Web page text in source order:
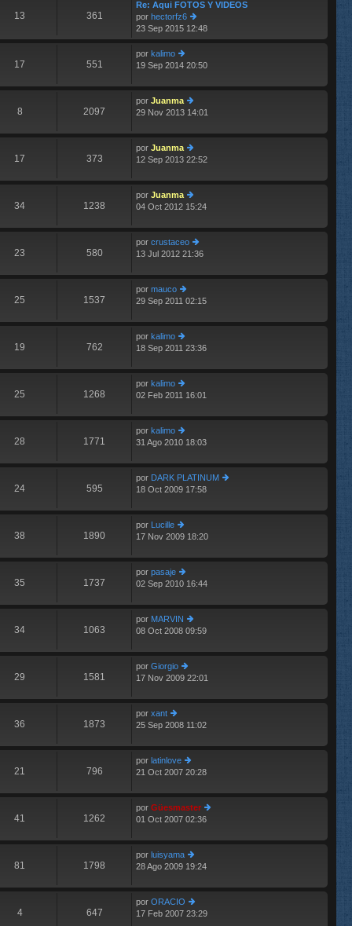
im
o
m
e
s
e
13 361
Re: Aqui FOTOS Y VIDEOS
por hectorfz6
er
últ
o
e
n
s
e
23 Sep 2015 12:48
17 551
por kalimo
er
im
o
m
n
s
aj
19 Sep 2014 20:50
8 2097
por Juanma
er
im
o
m
n
s
aj
29 Nov 2013 14:01
17 373
por Juanma
er
im
o
m
n
s
aj
12 Sep 2013 22:52
34 1238
por Juanma
er
im
o
m
n
aj
04 Oct 2012 15:24
23 580
por crustaceo
er
im
m
n
aj
13 Jul 2012 21:36
25 1537
por mauco
er
im
o
m
n
s
aj
29 Sep 2011 02:15
19 762
por kalimo
er
im
o
m
n
s
aj
18 Sep 2011 23:36
25 1268
por kalimo
er
im
o
m
n
s
aj
02 Feb 2011 16:01
28 1771
por kalimo
er
im
o
m
n
s
aj
31 Ago 2010 18:03
24 595
por DARK PLATINUM
im
n
18 Oct 2009 17:58
38 1890
por Lucille
er
im
o
m
n
s
aj
17 Nov 2009 18:20
35 1737
por pasaje
er
im
o
m
n
s
aj
02 Sep 2010 16:44
34 1063
por MARVIN
er
im
o
m
n
aj
08 Oct 2008 09:59
29 1581
por Giorgio
er
im
m
n
s
aj
17 Nov 2009 22:01
36 1873
por xant
er
im
o
m
n
s
aj
25 Sep 2008 11:02
21 796
por latinlove
er
im
o
m
n
s
aj
21 Oct 2007 20:28
41 1262
por Güesmaster
er
im
m
n
aj
01 Oct 2007 02:36
81 1798
por luisyama
er
im
o
m
28 Ago 2009 19:24
4 647
por ORACIO
er
17 Feb 2007 23:29